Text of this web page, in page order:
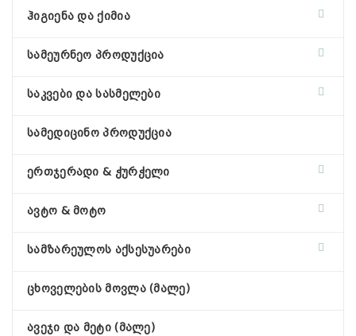
ჰიგიენა და ქიმია
სამეურნეო პროდუქცია
საკვები და სასმელები
სამედიცინო პროდუქცია
ერთჯერადი & ჭურჭელი
ავტო & მოტო
სამზარეულოს აქსესუარები
ცხოველების მოვლა (მალე)
ავეჯი და მეტი (მალე)